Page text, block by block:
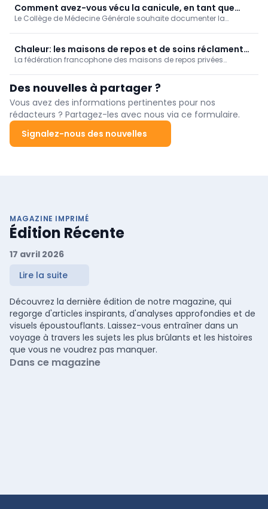
Bruxelles-Capitale.
Comment avez-vous vécu la canicule, en tant que
médecin généraliste? [Enquête]
Le Collège de Médecine Générale souhaite documenter la
Chaleur: les maisons de repos et de soins réclament
une vision à long terme
La fédération francophone des maisons de repos privées
conformer.
Des nouvelles à partager ?
Vous avez des informations pertinentes pour nos
rédacteurs ? Partagez-les avec nous via ce formulaire.
Signalez-nous des nouvelles
MAGAZINE IMPRIMÉ
Édition Récente
17 avril 2026
Lire la suite
Découvrez la dernière édition de notre magazine, qui
regorge d'articles inspirants, d'analyses approfondies et de
visuels époustouflants. Laissez-vous entraîner dans un
voyage à travers les sujets les plus brûlants et les histoires
que vous ne voudrez pas manquer.
Dans ce magazine